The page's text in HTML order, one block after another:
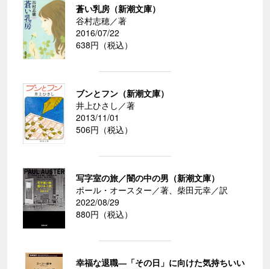
蒼い乳房（新潮文庫）
谷村志穂／著
2016/07/22
638円（税込）
ブンとフン（新潮文庫）
井上ひさし／著
2013/11/01
506円（税込）
写字室の旅／闇の中の男（新潮文庫）
ポール・オースター／著、柴田元幸／訳
2022/08/29
880円（税込）
幸福な退職―「その日」に向けた気持ちいい